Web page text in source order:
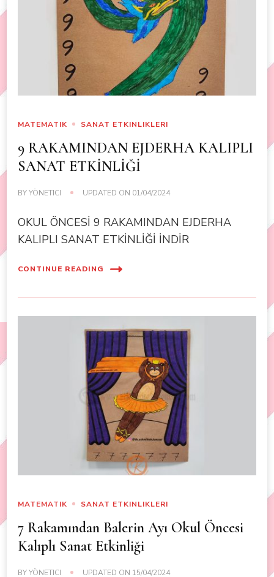
MATEMATIK SANAT ETKINLIKLERI
9 RAKAMINDAN EJDERHA KALIPLI
SANAT ETKİNLİĞİ
BYYÖNETICI UPDATED ON 01/04/2024
OKUL ÖNCESİ 9 RAKAMINDAN EJDERHA
KALIPLI SANAT ETKİNLİĞİ İNDİR
CONTINUE READING
MATEMATIK SANAT ETKINLIKLERI
7 Rakamından Balerin Ayı Okul Öncesi
Kalıplı Sanat Etkinliği
BYYÖNETICI UPDATED ON 15/04/2024